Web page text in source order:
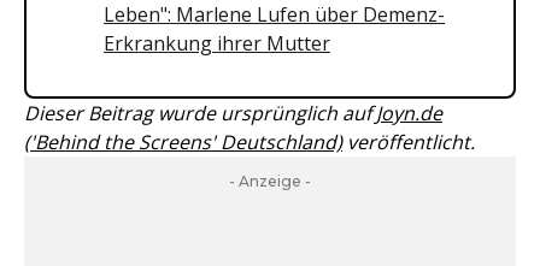
Leben": Marlene Lufen über Demenz-
Erkrankung ihrer Mutter
Dieser Beitrag wurde ursprünglich aufJoyn.de
('Behind the Screens' Deutschland)veröffentlicht.
- Anzeige -